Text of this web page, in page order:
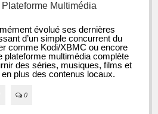
Multimédia
évolué ses dernières
d’un simple concurrent du
comme Kodi/XBMC ou encore
plateforme multimédia complète
des séries, musiques, films et
plus des contenus locaux.
0